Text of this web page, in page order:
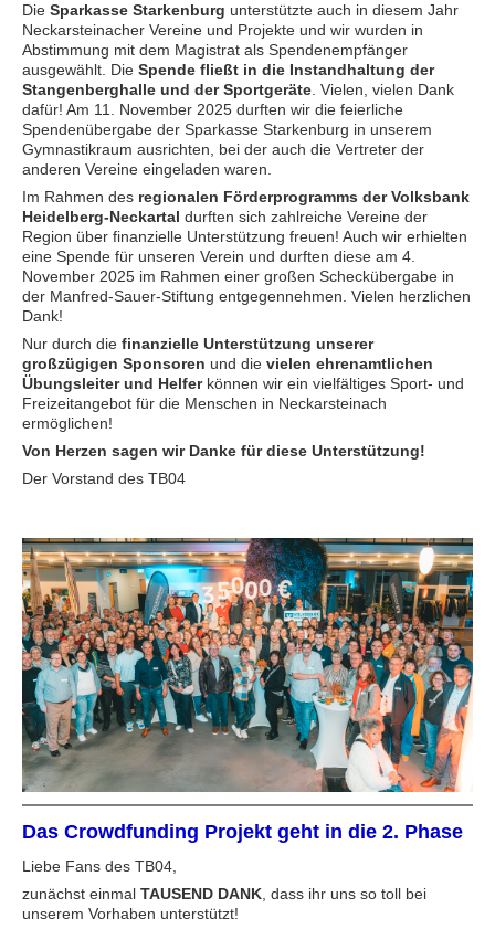
Die Sparkasse Starkenburg unterstützte auch in diesem Jahr
Neckarsteinacher Vereine und Projekte und wir wurden in
Abstimmung mit dem Magistrat als Spendenempfänger
ausgewählt. Die Spende fließt in die Instandhaltung der
Stangenberghalle und der Sportgeräte . Vielen, vielen Dank
dafür! Am 11. November 2025 durften wir die feierliche
Spendenübergabe der Sparkasse Starkenburg in unserem
Gymnastikraum ausrichten, bei der auch die Vertreter der
anderen Vereine eingeladen waren.
Im Rahmen des regionalen Förderprogramms der Volksbank
Heidelberg-Neckartal durften sich zahlreiche Vereine der
Region über finanzielle Unterstützung freuen! Auch wir erhielten
eine Spende für unseren Verein und durften diese am 4.
November 2025 im Rahmen einer großen Scheckübergabe in
der Manfred-Sauer-Stiftung entgegennehmen. Vielen herzlichen
Dank!
Nur durch die finanzielle Unterstützung unserer
großzügigen Sponsoren und die vielen ehrenamtlichen
Übungsleiter und Helferkönnen wir ein vielfältiges Sport- und
Freizeitangebot für die Menschen in Neckarsteinach
ermöglichen!
Von Herzen sagen wir Danke für diese Unterstützung!
Der Vorstand des TB04
Das Crowdfunding Projekt geht in die 2. Phase
Liebe Fans des TB04,
zunächst einmal TAUSEND DANK , dass ihr uns so toll bei
unserem Vorhaben unterstützt!